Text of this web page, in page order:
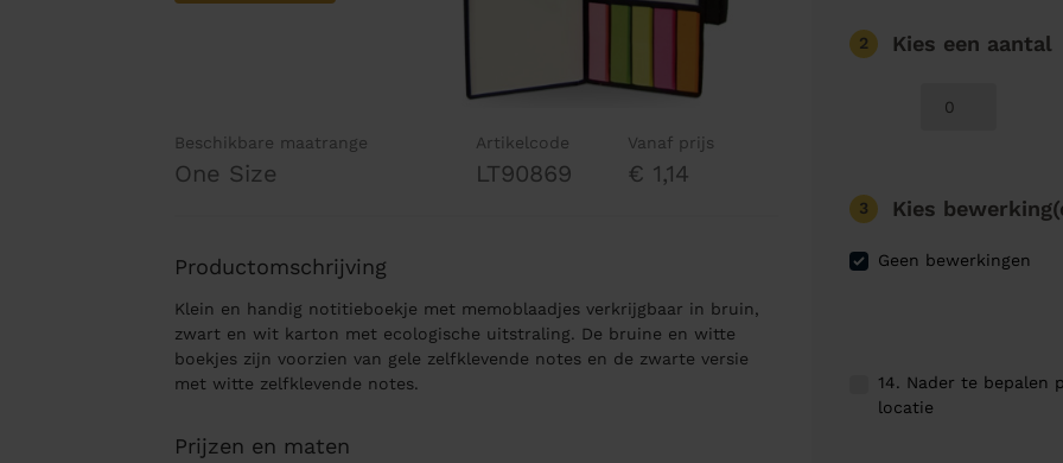
Beschikbare maatrange
One Size
Artikelcode
LT90869
Vanaf prijs
€ 1,14
Productomschrijving
Klein en handig notitieboekje met memoblaadjes verkrijgbaar in bruin,
zwart en wit karton met ecologische uitstraling. De bruine en witte
boekjes zijn voorzien van gele zelfklevende notes en de zwarte versie
met witte zelfklevende notes.
Prijzen en maten
2 Kies een aantal
3 Kies
Geen bewerkingen
14. Nader te bepalen
locatie